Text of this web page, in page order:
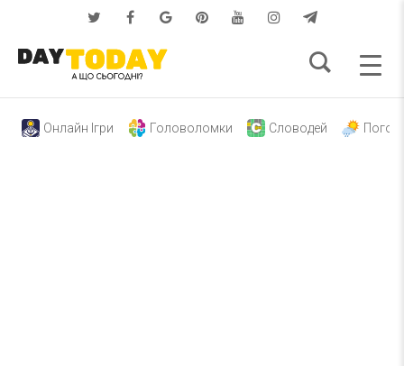
Онлайн Ігри Головоломки Словодей